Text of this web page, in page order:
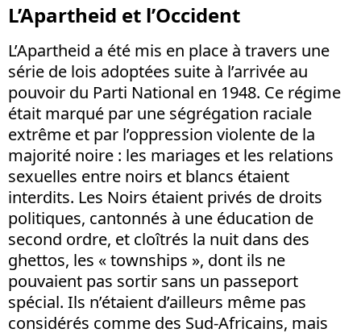
L’Apartheid et l’Occident
L’Apartheid a été mis en place à travers une
série de lois adoptées suite à l’arrivée au
pouvoir du Parti National en 1948. Ce régime
était marqué par une ségrégation raciale
extrême et par l’oppression violente de la
majorité noire : les mariages et les relations
sexuelles entre noirs et blancs étaient
interdits. Les Noirs étaient privés de droits
politiques, cantonnés à une éducation de
second ordre, et cloîtrés la nuit dans des
ghettos, les « townships », dont ils ne
pouvaient pas sortir sans un passeport
spécial. Ils n’étaient d’ailleurs même pas
considérés comme des Sud-Africains, mais